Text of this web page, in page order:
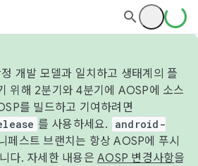
개발 모델과 일치하고 생태계의 플
위해 2분기와 4분기에 AOSP에 소스
를 빌드하고 기여하려면
를 사용하세요.
android-
페스트 브랜치는 항상 AOSP에 푸시
다. 자세한 내용은 AOSP 변경사항을